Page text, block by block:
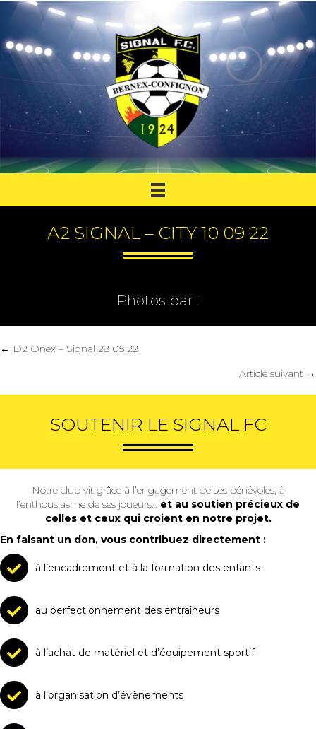
A2 SIGNAL – CITY 10 09 22
Photos par :
Posts
← D2 Onex – Signal 28 05 22
Article suivant →
SOUTENIR LE SIGNAL FC
Notre club vit grâce à l’engagement de ses bénévoles, à
l’enthousiasme de ses joueurs… et au soutien précieux de
celles et ceux qui croient en notre projet.
En faisant un don, vous contribuez directement :
à l’encadrement et à la formation des enfants
au perfectionnement des entraîneurs
à l’achat de matériel et d’équipement sportif
à l’organisation d’évènements